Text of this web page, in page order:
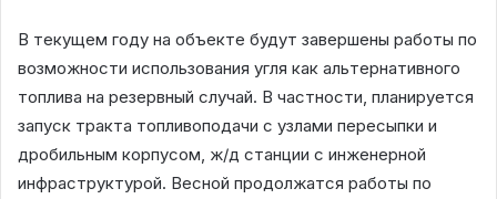
В текущем году на объекте будут завершены работы по
возможности использования угля как альтернативного
топлива на резервный случай. В частности, планируется
запуск тракта топливоподачи с узлами пересыпки и
дробильным корпусом, ж/д станции с инженерной
инфраструктурой. Весной продолжатся работы по